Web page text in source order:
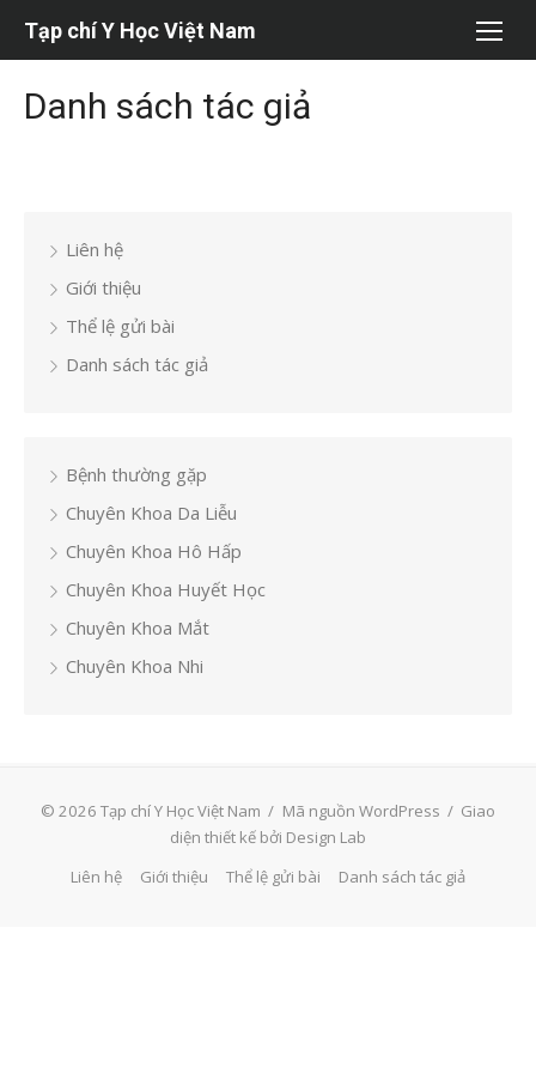
dung
Tạp chí Y Học Việt Nam
Danh sách tác giả
Liên hệ
Giới thiệu
Thể lệ gửi bài
Danh sách tác giả
Bệnh thường gặp
Chuyên Khoa Da Liễu
Chuyên Khoa Hô Hấp
Chuyên Khoa Huyết Học
Chuyên Khoa Mắt
Chuyên Khoa Nhi
© 2026 Tạp chí Y Học Việt Nam / Mã nguồn WordPress / Giao
diện thiết kế bởi Design Lab
Liên hệ
Giới thiệu Thể lệ gửi bài Danh sách tác giả